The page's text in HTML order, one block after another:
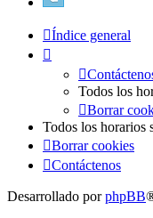
Índice general
Todos los
Borrar
Todos los horarios
Borrar cookies
Contáctenos
Desarrollado porphpBB